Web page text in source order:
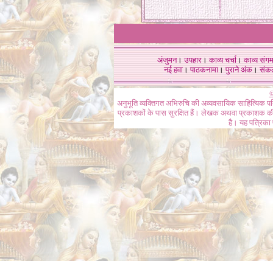
अंजुमन।उपहार।काव्य चर्चा।काव्य संगम
नई हवा। पाठकनामा। पुराने अंक।
अनुभूति व्यक्तिगत अभिरुचि की अव्यवसायिक
प्रकाशकों के पास सुरक्षित हैं। लेखक अथवा प्रकाशक की
है। यह पत्रिका